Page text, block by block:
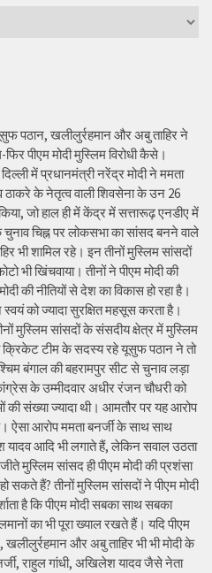
पठान, खलीलुर्रहमान और अबु ताहिर ने
पीएम मोदी मुस्लिम विरोधी कैसे।
में प्रधानमंत्री नरेंद्र मोदी ने ममता
ठाकरे के नेतृत्व वाली शिवसेना के उन 26
जो हाल ही में केंद्र में सत्तारूढ़ एनडीए में
चिह्न पर लोकसभा का सांसद बनने वाले
भी शामिल रहे। इन तीनों मुस्लिम सांसदों
भी खिंचवाया। तीनों ने पीएम मोदी की
की नीतियों से देश का विकास हो रहा है।
को ज्यादा सुरक्षित महसूस करता है।
मुस्लिम सांसदों के संसदीय क्षेत्र में मुस्लिम
क्रिकेट टीम के सदस्य रहे यूसुफ पठान ने तो
बंगाल की बहरामपुर सीट से चुनाव लड़ा
के उम्मीदवार अधीर रंजन चौधरी को
की संख्या ज्यादा थी। आमतौर पर यह आरोप
ऐसा आरोप ममता बनर्जी के साथ साथ
आदि भी लगाते हैं, लेकिन सवाल उठता
मुस्लिम सांसद ही पीएम मोदी की प्रशंसा
सकते हैं? तीनों मुस्लिम सांसदों ने पीएम मोदी
है कि पीएम मोदी सबका साथ सबका
का भी पूरा ख्याल रखते हैं। यदि पीएम
खलीलुर्रहमान और अबु ताहिर भी भी मोदी के
राहुल गांधी, अखिलेश यादव जैसे नेता